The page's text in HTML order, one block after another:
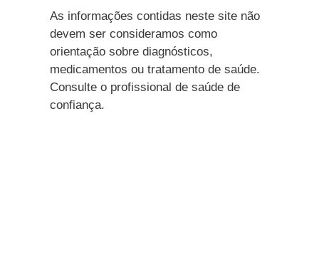
As informações contidas neste site não
devem ser consideramos como
orientação sobre diagnósticos,
medicamentos ou tratamento de saúde.
Consulte o profissional de saúde de
confiança.